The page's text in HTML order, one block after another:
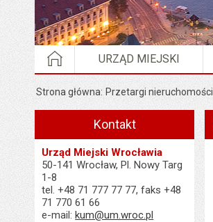
STRONA GŁÓWNA
URZĄD MIEJSKI
Strona główna Przetargi nieruchomości
Kontakt
Urząd Miejski Wrocławia
50-141 Wrocław, Pl. Nowy Targ
1-8
tel. +48 71 777 77 77, faks +48
71 770 61 66
e-mail:kum@um.wroc.pl